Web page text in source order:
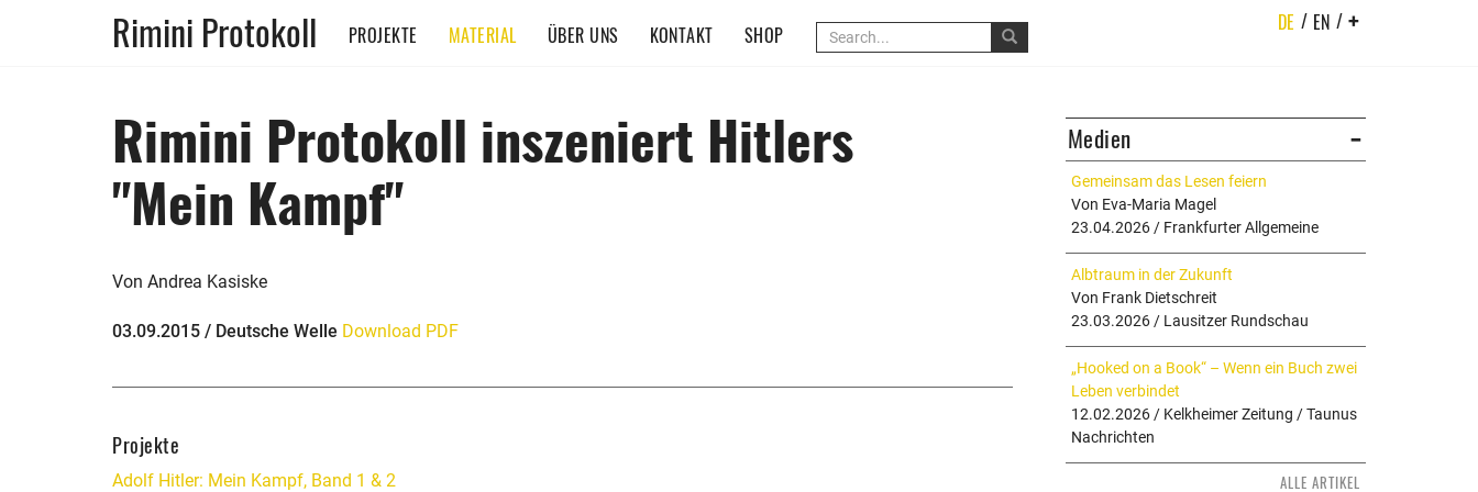
Rimini Protokoll DE / EN / +
PROJEKTE MATERIAL
(CURRENT)
ÜBER UNS KONTAKT SHOP
Medien
Gemeinsam das Lesen feiern
Von Eva-Maria Magel
23.04.2026 / Frankfurter Allgemeine
Albtraum in der Zukunft
Von Frank Dietschreit
23.03.2026 / Lausitzer Rundschau
„Hooked on a Book“ – Wenn ein Buch zwei
Leben verbindet
12.02.2026 / Kelkheimer Zeitung / Taunus
Nachrichten
ALLE ARTIKEL
Rimini Protokoll inszeniert Hitlers
"Mein Kampf"
Von Andrea Kasiske
03.09.2015 / Deutsche Welle Download PDF
Projekte
Adolf Hitler: Mein Kampf, Band 1 & 2